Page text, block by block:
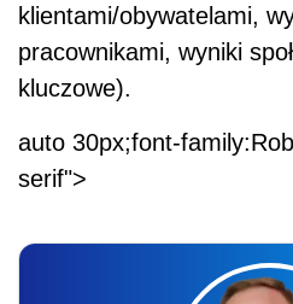
klientami/obywatelami,
pracownikami, wyniki
kluczowe).
auto 30px;font-
serif">